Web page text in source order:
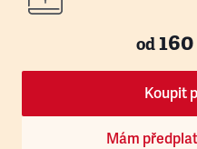
od160
Koupit
Mám